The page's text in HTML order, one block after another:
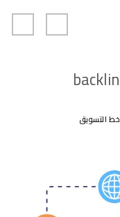
خط التسويق